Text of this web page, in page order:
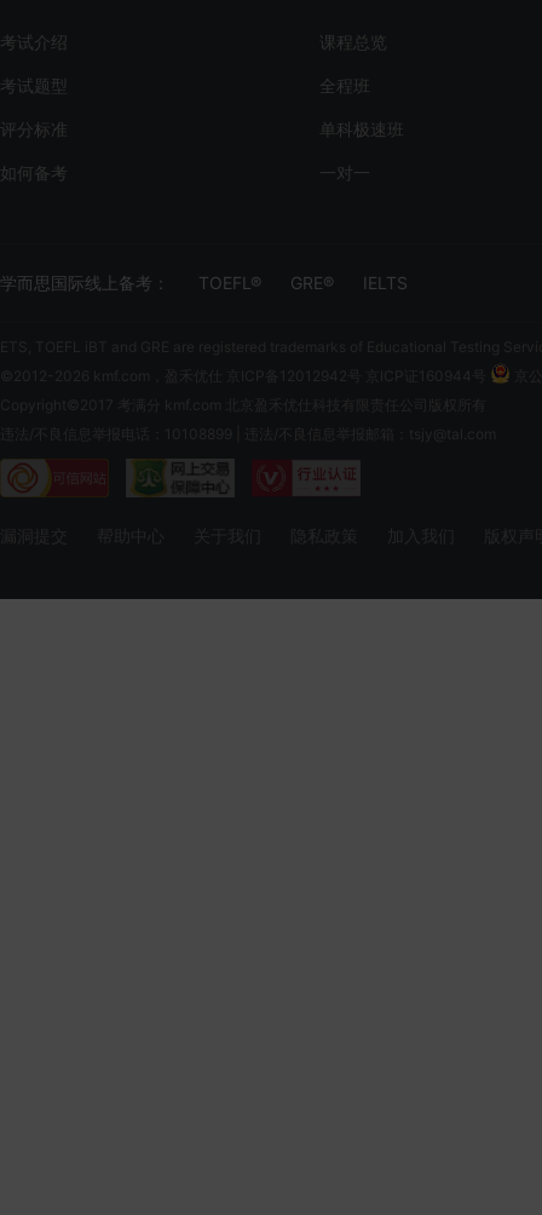
考试介绍
考试题型
评分标准
如何备考
课程总览
全程班
单科极速班
一对一
学而思国际线上备考： TOEFL® GRE® IELTS
ETS, TOEFL iBT and GRE are registered trademarks of Educational Testing
©2012-2026 kmf.com，盈禾优仕
Copyright©2017 考满分 kmf.com 北京盈禾优仕科技有限责任公司版权所有
违法/不良信息举报电话：10108899 | 违法/不良信息举报邮箱：tsjy@tal.com
隐私政策